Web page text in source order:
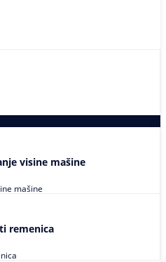
visine mašine
mašine
remenica